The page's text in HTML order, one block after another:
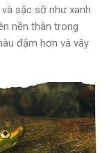
sặc sỡ như xanh
nền thân trong
đậm hơn và vây